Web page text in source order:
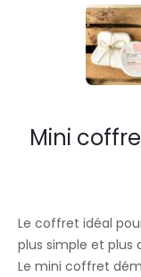
Mini
Le coffret idéal
plus simple et plus
Le mini coffret